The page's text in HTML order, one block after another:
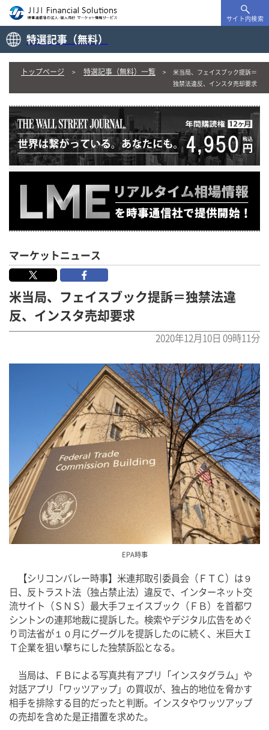
サイト内検索
特選記事（無料）
トップページ 特選記事（無料）一覧
米当局、フェイスブック提訴＝
独禁法違反、インスタ売却要求
マーケットニュース
米当局、フェイスブック提訴＝独禁法違
反、インスタ売却要求
2020年12月10日 09時11分
EPA時事
【シリコンバレー時事】米連邦取引委員会（ＦＴＣ）は９
日、反トラスト法（独占禁止法）違反で、インターネット交
流サイト（ＳＮＳ）最大手フェイスブック（ＦＢ）を首都ワ
シントンの連邦地裁に提訴した。検索やデジタル広告をめぐ
り司法省が１０月にグーグルを提訴したのに続く、米巨大Ｉ
Ｔ企業を狙い撃ちにした独禁訴訟となる。
当局は、ＦＢによる写真共有アプリ「インスタグラム」や
対話アプリ「ワッツアップ」の買収が、独占的地位を脅かす
相手を排除する目的だったと判断。インスタやワッツアップ
の売却を含めた是正措置を求めた。